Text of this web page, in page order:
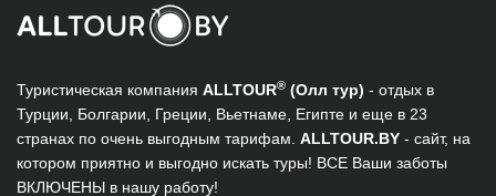
Туристическая компания ALLTOUR® (Олл тур) - отдых в
Турции, Болгарии, Греции, Вьетнаме, Египте и еще в 23
странах по очень выгодным тарифам. ALLTOUR.BY - сайт, на
котором приятно и выгодно искать туры! ВСЕ Ваши заботы
ВКЛЮЧЕНЫ в нашу работу!